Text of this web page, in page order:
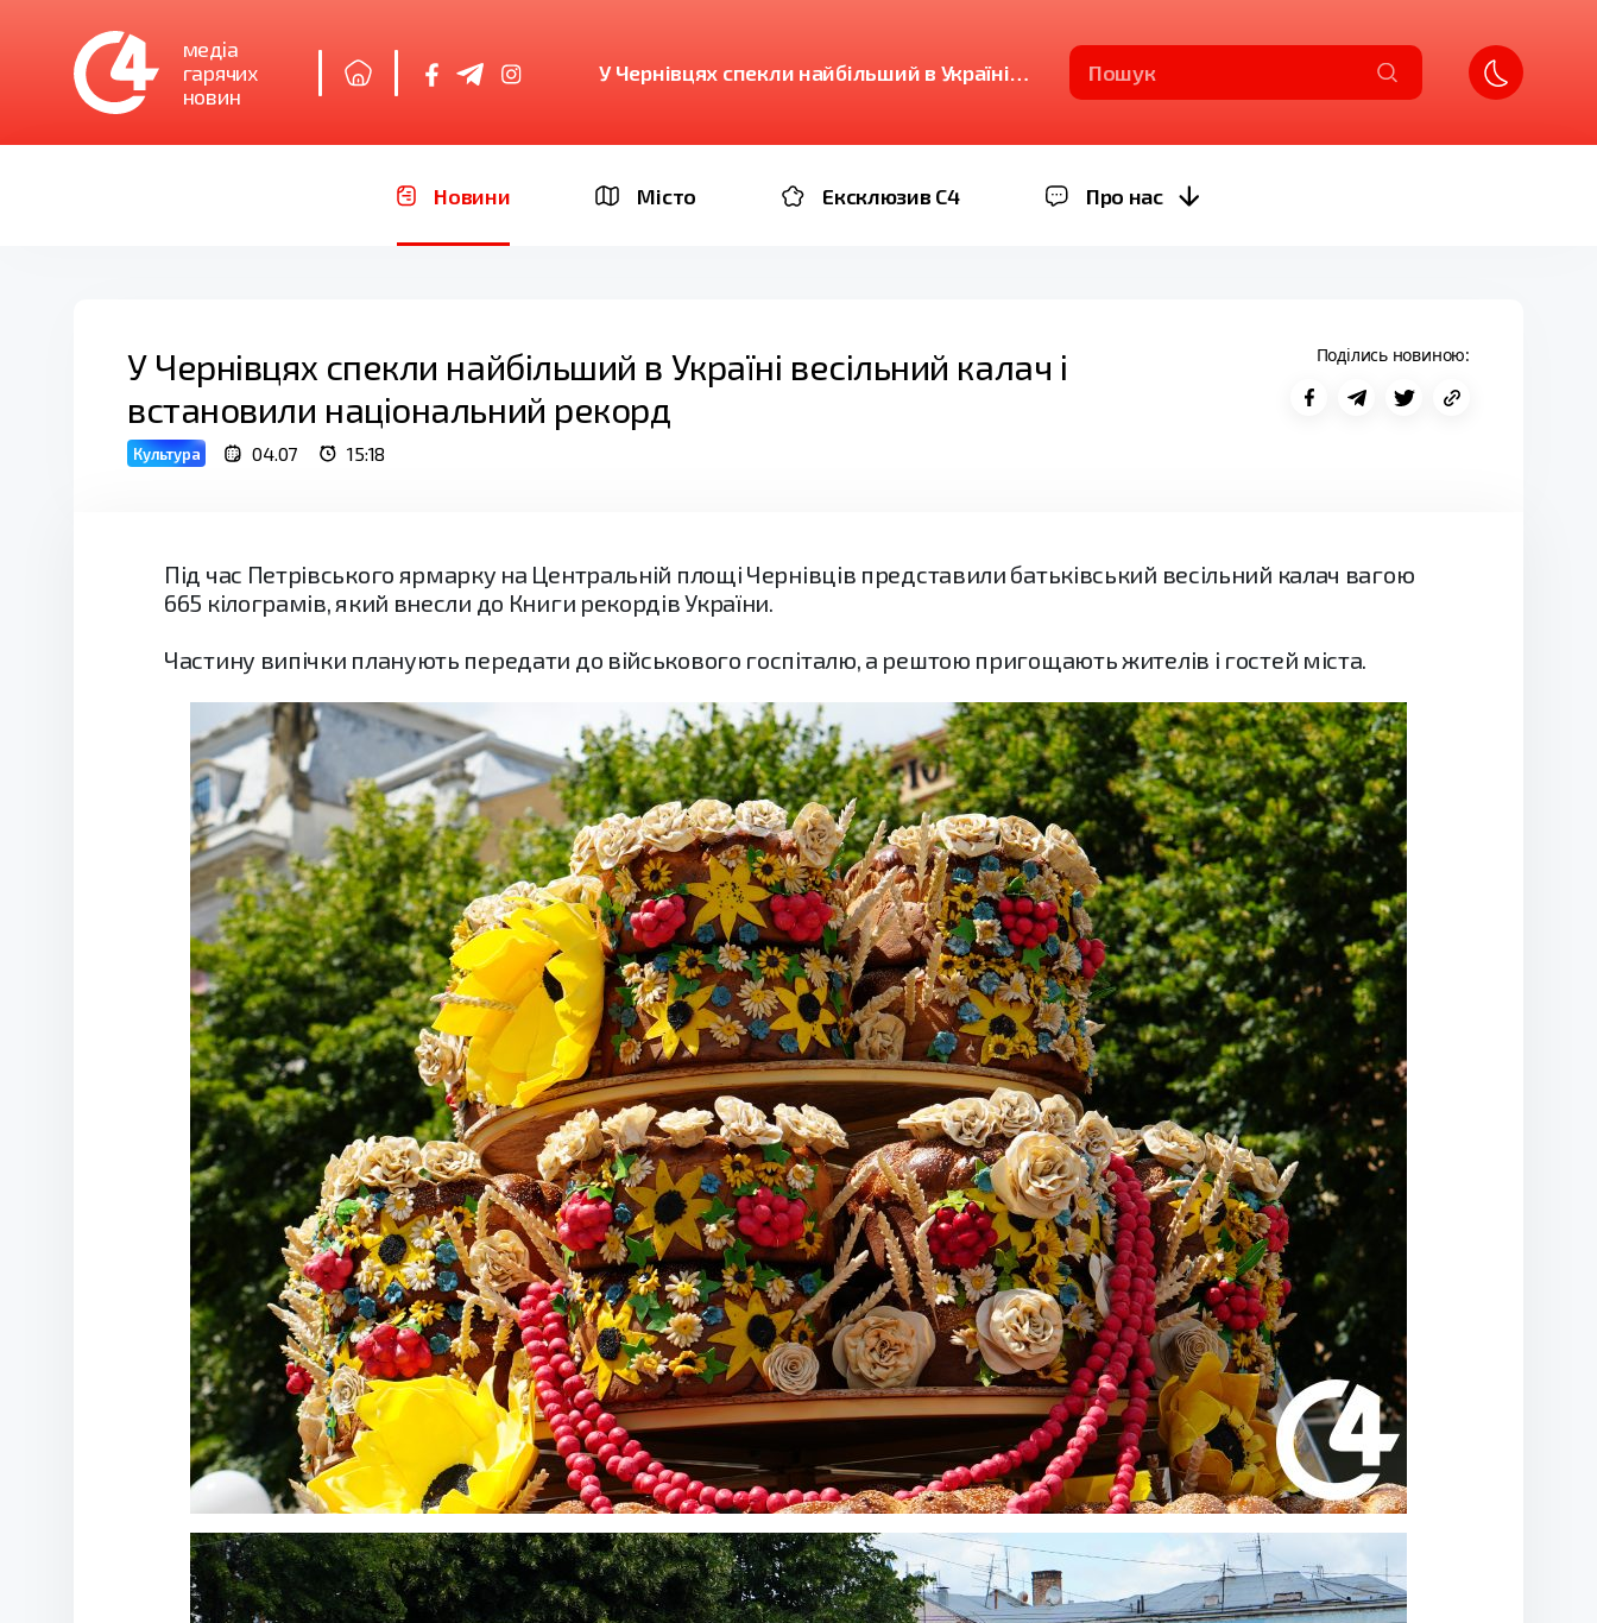
медіа
гарячих
новин
У Чернівцях спекли найбільший в Україні
Пошук
Новини Місто Ексклюзив C4 Про нас
У Чернівцях спекли найбільший в Україні весільний калач і
встановили національний рекорд
Культура 04.07 15:18
Поділись новиною:
Під час Петрівського ярмарку на Центральній площі Чернівців представили батьківський весільний калач вагою
665 кілограмів, який внесли до Книги рекордів України.
Частину випічки планують передати до військового госпіталю, а рештою пригощають жителів і гостей міста.